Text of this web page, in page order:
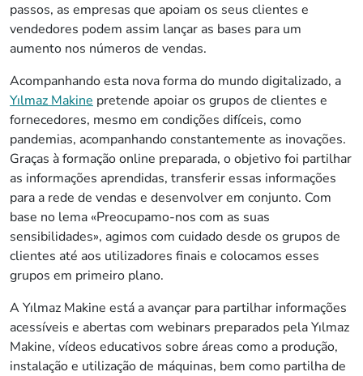
passos, as empresas que apoiam os seus clientes e
vendedores podem assim lançar as bases para um
aumento nos números de vendas.
Acompanhando esta nova forma do mundo digitalizado, a
Yılmaz Makine pretende apoiar os grupos de clientes e
fornecedores, mesmo em condições difíceis, como
pandemias, acompanhando constantemente as inovações.
Graças à formação online preparada, o objetivo foi partilhar
as informações aprendidas, transferir essas informações
para a rede de vendas e desenvolver em conjunto. Com
base no lema «Preocupamo-nos com as suas
sensibilidades», agimos com cuidado desde os grupos de
clientes até aos utilizadores finais e colocamos esses
grupos em primeiro plano.
A Yılmaz Makine está a avançar para partilhar informações
acessíveis e abertas com webinars preparados pela Yılmaz
Makine, vídeos educativos sobre áreas como a produção,
instalação e utilização de máquinas, bem como partilha de